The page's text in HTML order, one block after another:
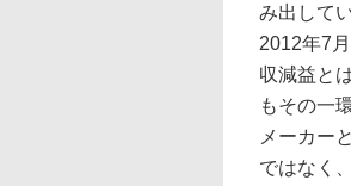
み出して
2012年7
収減益と
もその一
メーカー
ではなく